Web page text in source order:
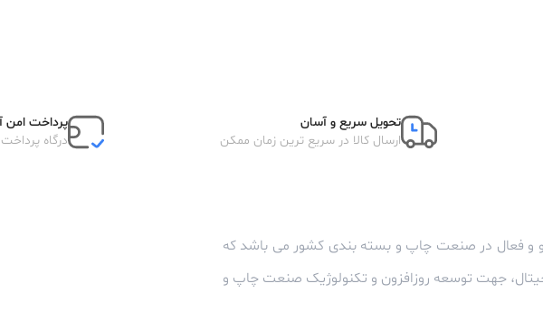
تحویل سریع و آسان
ارسال کالا در سریع ترین زمان ممکن
پرداخت امن
درگاه
و فعال در صنعت چاپ و بسته بندی کشور می باشد که
جهت توسعه روزافزون و تکنولوژیک صنعت چاپ و